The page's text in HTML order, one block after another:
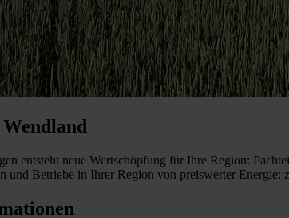
entsteht neue Wertschöpfung für Ihre Region:
und Betriebe in Ihrer Region von preiswerter Energie: